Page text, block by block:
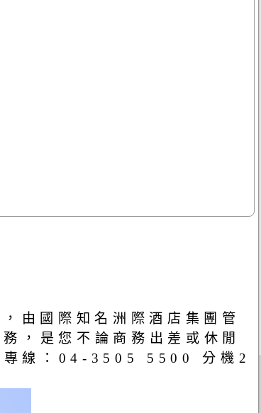
由國際知名洲際酒店集團管
，是您不論商務出差或休閒
專線：04-3505 5500 分機2